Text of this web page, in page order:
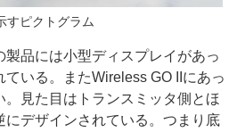
すピクトグラム
製品には小型ディスプレイがあっ
いる。またWireless GO IIにあっ
。見た目はトランスミッタ側とほ
にデザインされている。つまり底